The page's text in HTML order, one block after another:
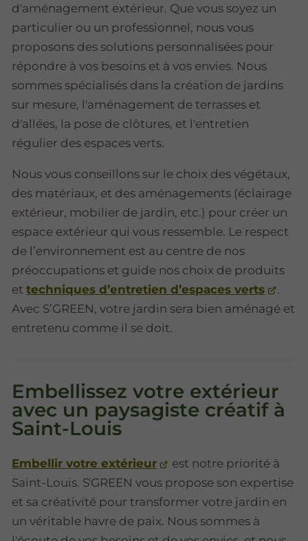
d'aménagement extérieur. Que vous soyez un
particulier ou un professionnel, nous vous
proposons des solutions personnalisées pour
répondre à vos besoins et à vos envies. Nous
sommes spécialisés dans la création de jardins
sur mesure, l'aménagement de terrasses et
d'allées, la pose de clôtures, et l'entretien
régulier des espaces verts.
Nous vous conseillons sur le choix des végétaux,
des matériaux, et des aménagements (éclairage
extérieur, mobilier de jardin, etc.) pour créer un
espace extérieur qui vous ressemble. Le respect
de l’environnement est au centre de nos
préoccupations et guide nos choix de produits
et techniques d’entretien d’espaces verts
.
Avec S’GREEN, votre jardin sera bien aménagé et
entretenu comme il se doit.
Embellissez votre extérieur
avec un paysagiste créatif à
Saint-Louis
Embellir votre extérieur
est notre priorité à
Saint-Louis. S'GREEN vous propose son expertise
et sa créativité pour transformer votre jardin en
un véritable havre de paix. Nous sommes à